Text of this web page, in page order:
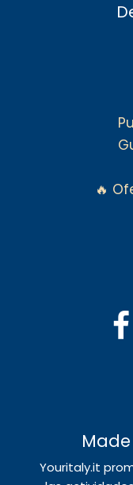
🔥
Youritaly.it